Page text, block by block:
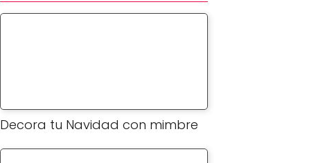
Decora tu Navidad con mimbre